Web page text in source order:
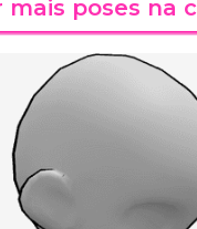
mais poses na